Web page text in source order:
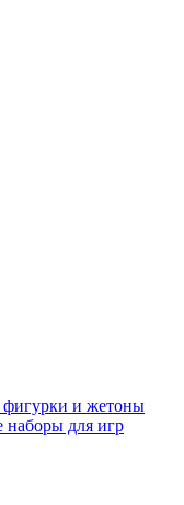
фигурки и жетоны
наборы для игр